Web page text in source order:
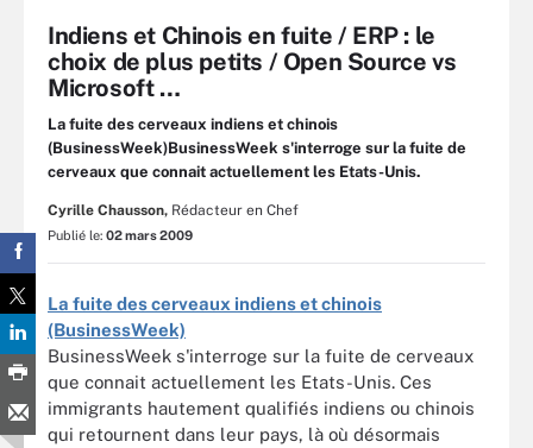
Indiens et Chinois en fuite / ERP : le
choix de plus petits / Open Source vs
Microsoft …
La fuite des cerveaux indiens et chinois
(BusinessWeek)BusinessWeek s'interroge sur la fuite de
cerveaux que connait actuellement les Etats-Unis.
Cyrille Chausson, Rédacteur en Chef
Publié le: 02 mars 2009
La fuite des cerveaux indiens et chinois
(BusinessWeek)
BusinessWeek s'interroge sur la fuite de cerveaux
que connait actuellement les Etats-Unis. Ces
immigrants hautement qualifiés indiens ou chinois
qui retournent dans leur pays, là où désormais